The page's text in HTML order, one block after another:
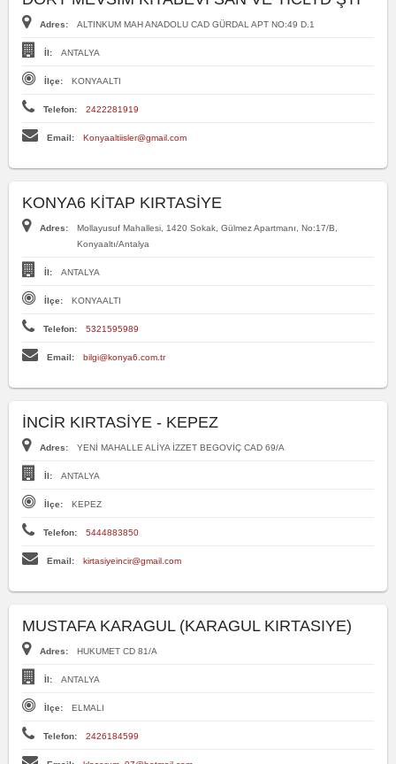
Adres: ALTINKUM MAH ANADOLU CAD GÜRDAL APT NO:49 D.1
İl: ANTALYA
İlçe: KONYAALTI
Telefon: 2422281919
Email: Konyaaltiisler@gmail.com
KONYA6 KİTAP KIRTASİYE
Adres:
Mollayusuf Mahallesi, 1420 Sokak, Gülmez Apartmanı, No:17/B,
Konyaaltı/Antalya
İl: ANTALYA
İlçe: KONYAALTI
Telefon: 5321595989
Email: bilgi@konya6.com.tr
İNCİR KIRTASİYE - KEPEZ
Adres: YENİ MAHALLE ALİYA İZZET BEGOVİÇ CAD 69/A
İl: ANTALYA
İlçe: KEPEZ
Telefon: 5444883850
Email: kirtasiyeincir@gmail.com
MUSTAFA KARAGUL (KARAGUL KIRTASIYE)
Adres: HUKUMET CD 81/A
İl: ANTALYA
İlçe: ELMALI
Telefon: 2426184599